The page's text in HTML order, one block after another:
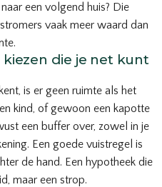
een volgend huis? Die
vaak meer waard dan
die je net kunt
is er geen ruimte als het
kind, of gewoon een kapotte
een buffer over, zowel in je
Een goede vuistregel is
de hand. Een hypotheek die
maar een strop.